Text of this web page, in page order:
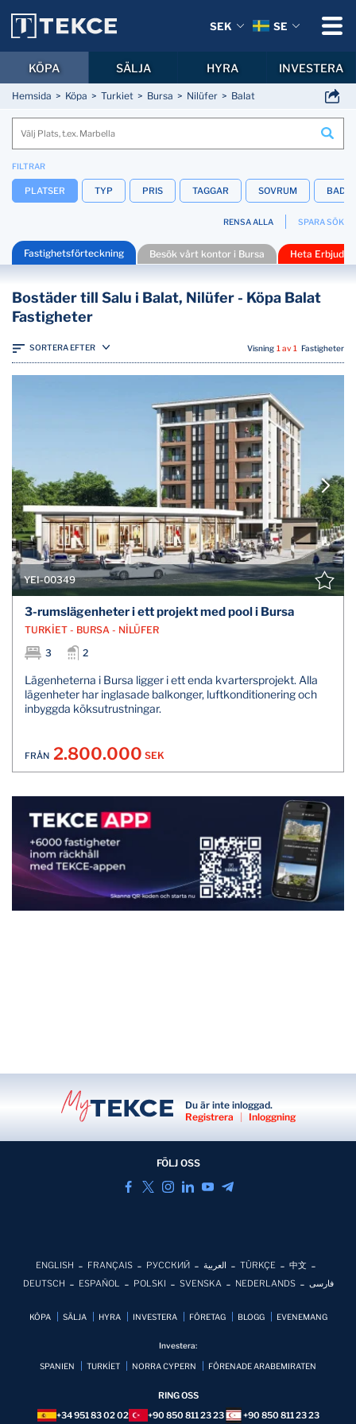
Hemsida Köpa Turkiet Bursa Nilüfer Balat
FILTRAR
PLATSER TYP PRIS TAGGAR SOVRUM
RENSA ALLA SPARA SÖK
Fastighetsförteckning Besök vårt kontor i Bursa Heta
Bostäder till Salu i Balat, Nilüfer - Köpa Balat
Fastigheter
SORTERA EFTER Visning 1 av 1 Fastigheter
YEI-00349
3-rumslägenheter i ett projekt med pool i Bursa
TURKİET - BURSA - NİLÜFER
3
2
Lägenheterna i Bursa ligger i ett enda kvartersprojekt. Alla
lägenheter har inglasade balkonger, luftkonditionering och
inbyggda köksutrustningar.
FRÅN 2.800.000 SEK
SEK SE
KÖPA SÄLJA HYRA INVESTERA
Du är inte inloggad.
Registrera
Inloggning
FÖLJ OSS
ENGLISH FRANÇAIS РУССКИЙ العربية TÜRKÇE
中文
DEUTSCH
ESPAÑOL POLSKI SVENSKA NEDERLANDS فارسی
KÖPA SÄLJA HYRA INVESTERA FÖRETAG BLOGG EVENEMANG
Investera:
SPANIEN TURKİET NORRA CYPERN FÖRENADE ARABEMIRATEN
RING OSS
+34 951 83 02 02
+90 850 811 23 23 +90 850 811 23 23